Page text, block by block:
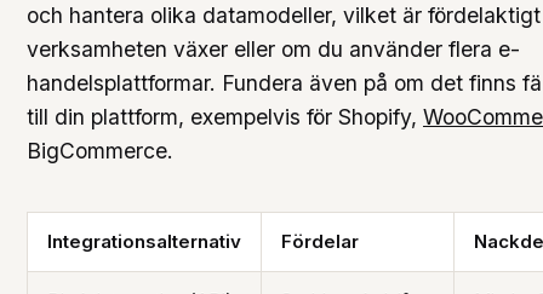
och hantera olika datamodeller, vilket är
verksamheten växer eller om du använder flera e-
handelsplattformar. Fundera även på om det finns
till din plattform, exempelvis för Shopify,
BigCommerce.
Integrationsalternativ Fördelar